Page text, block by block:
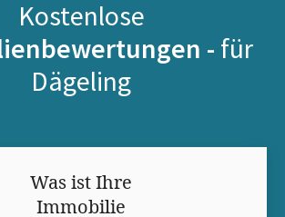
Kostenlose
- für
Dägeling
Was ist Ihre
Immobilie